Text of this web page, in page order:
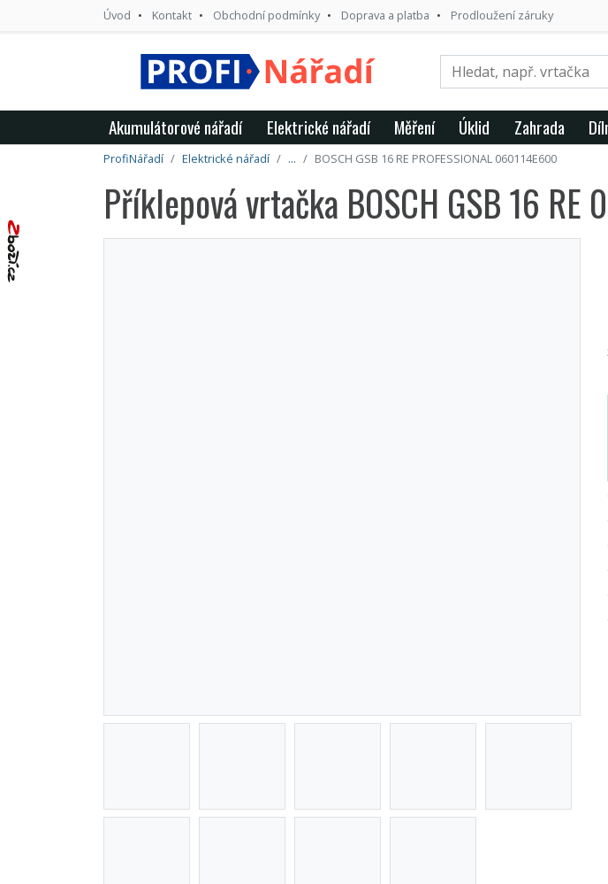
Úvod Kontakt Obchodní podmínky Doprava a platba Prodloužení záruky
Akumulátorové nářadí Elektrické nářadí Měření Úklid Zahrada
ProfiNářadí Elektrické nářadí ... BOSCH GSB 16 RE PROFESSIONAL 060114E600
Příklepová vrtačka BOSCH GSB 16 RE